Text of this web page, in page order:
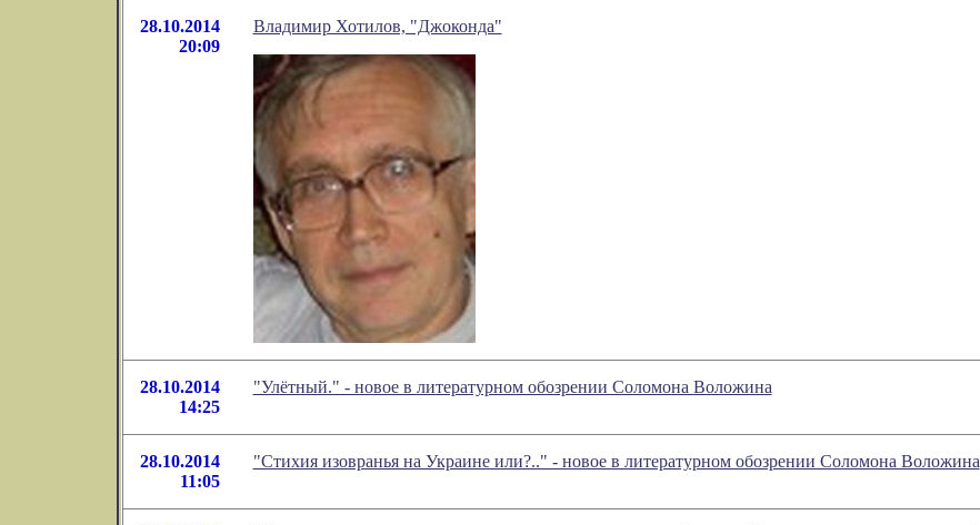
28.10.2014
20:09
Владимир Хотилов, "Джоконда"
28.10.2014
14:25
"Улётный." - новое в литературном обозрении Соломона Воложина
28.10.2014
11:05
"Стихия изовранья на Украине или?.." - новое в литературном обозрении Соломона Воложина